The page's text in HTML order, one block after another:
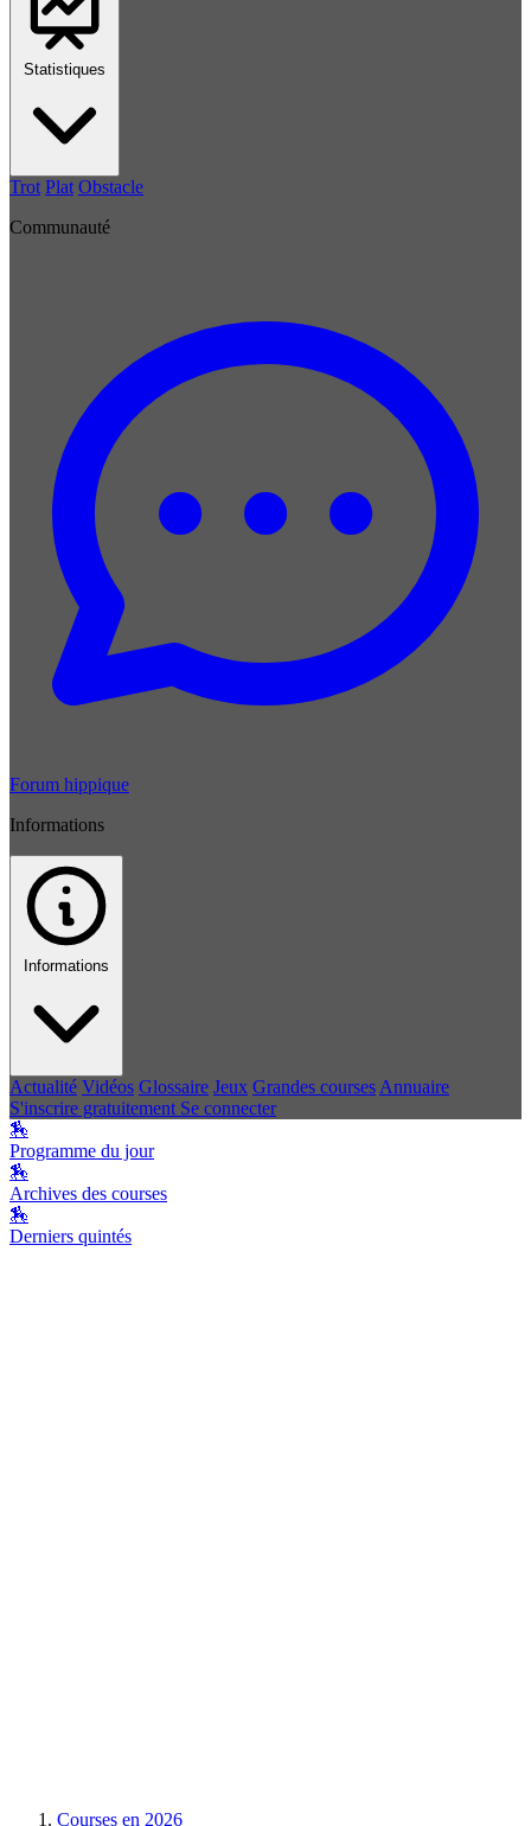
Statistiques
Trot Plat Obstacle
Communauté
Forum hippique
Informations
Informations
Actualité Vidéos Glossaire Jeux Grandes courses Annuaire
S'inscrire gratuitement Se connecter
🏇
Programme du jour
🏇
Archives des courses
🏇
Derniers quintés
Courses en 2026